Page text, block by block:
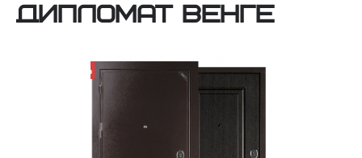
Дипломат Венге